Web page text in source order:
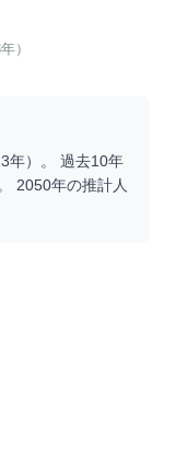
）
年）。 過去10年
2050年の推計人